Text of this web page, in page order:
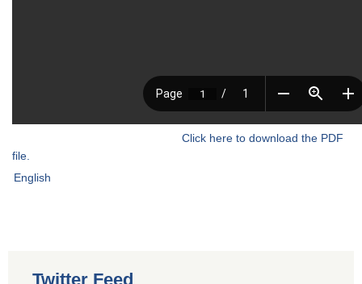
Click here to download the PDF
file.
English
Twitter Feed